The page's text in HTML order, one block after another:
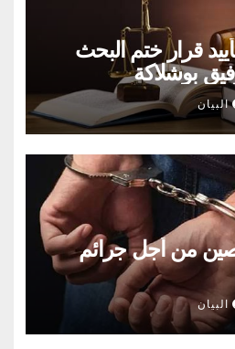
قرار ختم البحث
بوشلاكة
البيان
من أجل جرائم
البيان